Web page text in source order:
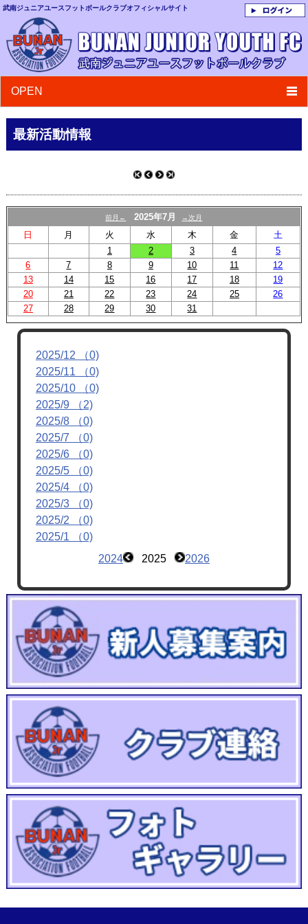
武南ジュニアユースフットボールクラブオフィシャルサイト
OPEN
最新活動情報
前月← 2025年7月 →次月
日 月 火 水 木 金
土
1
2 3 4
5
6
7 8 9 10 11
12
13
14 15 16 17 18
19
20
21 22 23 24 25
26
27
28 29 30 31
2025/12 （0)
2025/11 （0)
2025/10 （0)
2025/9 （2)
2025/8 （0)
2025/7 （0)
2025/6 （0)
2025/5 （0)
2025/4 （0)
2025/3 （0)
2025/2 （0)
2025/1 （0)
2024
2025 2026